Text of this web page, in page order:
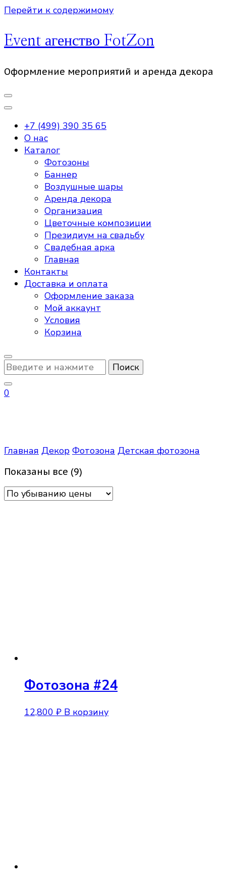
Перейти к содержимому
Event агенство FotZon
Оформление мероприятий и аренда декора
+7 (499) 390 35 65
О нас
Каталог
Фотозоны
Баннер
Воздушные шары
Аренда декора
Организация
Цветочные композиции
Президиум на свадьбу
Свадебная арка
Главная
Контакты
Доставка и оплата
Оформление заказа
Мой аккаунт
Условия
Корзина
Ищите
что-
то?
0
Главная Декор Фотозона Детская фотозона
Показаны все (9)
убыванию
Фотозона #24
12,800 ₽ В корзину